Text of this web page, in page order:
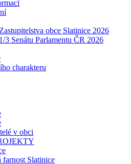
obce Slatinice 2026
3 Senátu Parlamentu ČR 2026
charakteru
v obci
Slatinice